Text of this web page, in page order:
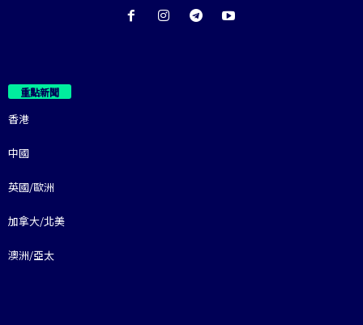
重點新聞
香港
中國
英國/歐洲
加拿大/北美
澳洲/亞太